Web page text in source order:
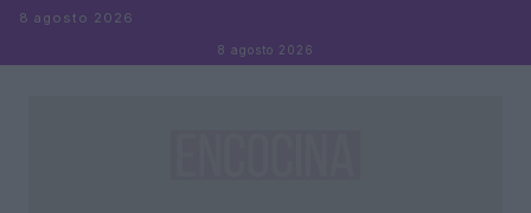
Saltar al contenido
8 agosto 2026
8 agosto 2026